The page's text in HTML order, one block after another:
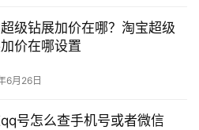
级钻展加价在哪？淘宝超级
价在哪设置
6月26日
号怎么查手机号或者微信